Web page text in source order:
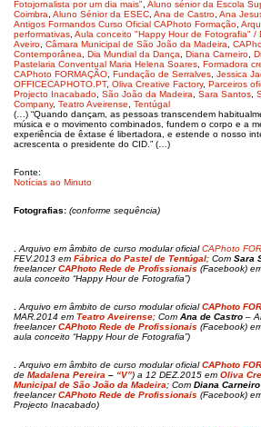
Fotojornalista por um dia mais" Aluno sénior da Escola
Coimbra Aluno Sénior da ESEC Ana de Castro Ana
Antigos Formandos Curso Oficial CAPhoto Formação
performativas Aula conceito "Happy Hour de Fotografia" /
Aveiro Câmara Municipal de São João da Madeira
Contemporânea
Dia Mundial da Dança Diana Carneiro
Pastelaria Conventual Maria Helena Soares Formadora
CAPhoto FORMAÇÃO Fundação de Serralves Jessica
OFFICECAPHOTO.PT, Oliva Creative Factory, Parceiros
Projecto Inacabado São João da Madeira Sara Santos
Company, Teatro Aveirense
Tentúgal
(…) “Quando dançam, as pessoas transcendem
música e o movimento combinados, fundem o corpo e a
experiência de êxtase é libertadora, e estende o nosso
acrescenta o presidente do CID.” (…)
Fonte:
Notícias ao Minuto
Fotografias: (conforme sequência)
Arquivo em âmbito de curso modular oficialCAPhoto
FEV.2013 em Fábrica do Pastel de Tentúgal; Com Sara
freelancerCAPhoto Rede de Profissionais (Facebook)
aula conceito “Happy Hour de Fotografia”)
Arquivo em âmbito de curso modular oficialCAPhoto
MAR.2014 em Teatro Aveirense; Com Ana de Castro –
freelancerCAPhoto Rede de Profissionais (Facebook)
aula conceito “Happy Hour de Fotografia”)
Arquivo em âmbito de curso modular oficialCAPhoto
de Madalena Pereira – “V”) a 12 DEZ.2015 em Oliva
Municipal de São João da Madeira; Com Diana Carneiro
freelancerCAPhoto Rede de Profissionais (Facebook)
Projecto Inacabado)